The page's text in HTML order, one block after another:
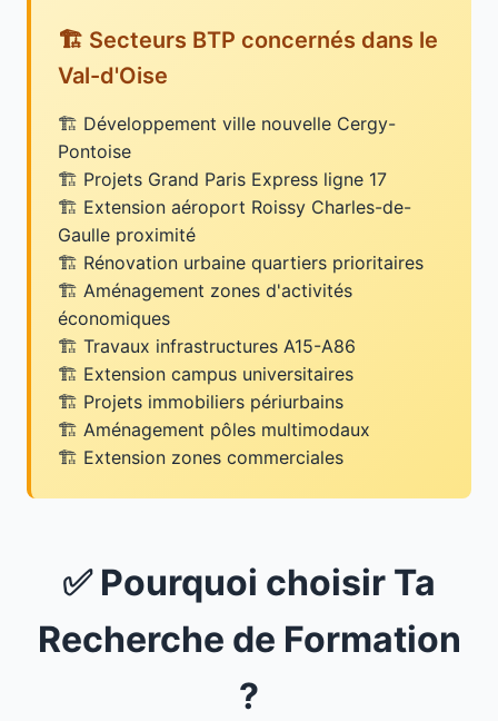
🏗️ Secteurs BTP concernés dans le
Val-d'Oise
Développement ville nouvelle Cergy-
Pontoise
Projets Grand Paris Express ligne 17
Extension aéroport Roissy Charles-de-
Gaulle proximité
Rénovation urbaine quartiers prioritaires
Aménagement zones d'activités
économiques
Travaux infrastructures A15-A86
Extension campus universitaires
Projets immobiliers périurbains
Aménagement pôles multimodaux
Extension zones commerciales
✅ Pourquoi choisir Ta
Recherche de Formation
?